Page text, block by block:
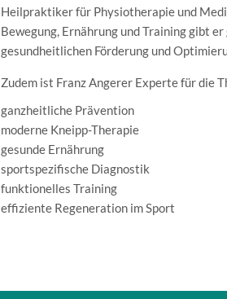
Heilpraktiker für Physiotherapie und
Bewegung, Ernährung und Training gibt
gesundheitlichen Förderung und
Zudem ist Franz Angerer Experte für die
ganzheitliche Prävention
moderne Kneipp-Therapie
gesunde Ernährung
sportspezifische Diagnostik
funktionelles Training
effiziente Regeneration im Sport